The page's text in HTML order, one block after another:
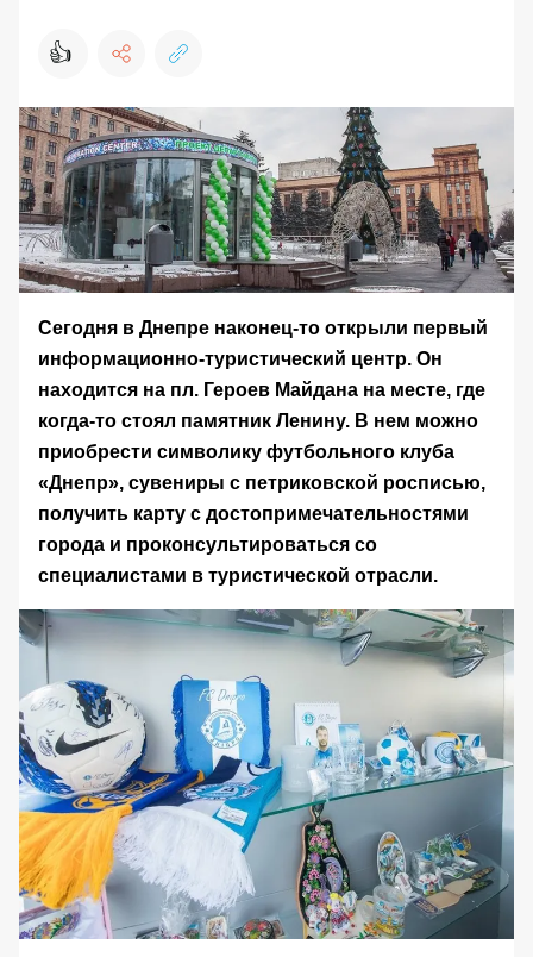
👍
Сегодня в Днепре наконец-то открыли первый
информационно-туристический центр. Он
находится на пл. Героев Майдана на месте, где
когда-то стоял памятник Ленину. В нем можно
приобрести символику футбольного клуба
«Днепр», сувениры с петриковской росписью,
получить карту с достопримечательностями
города и проконсультироваться со
специалистами в туристической отрасли.